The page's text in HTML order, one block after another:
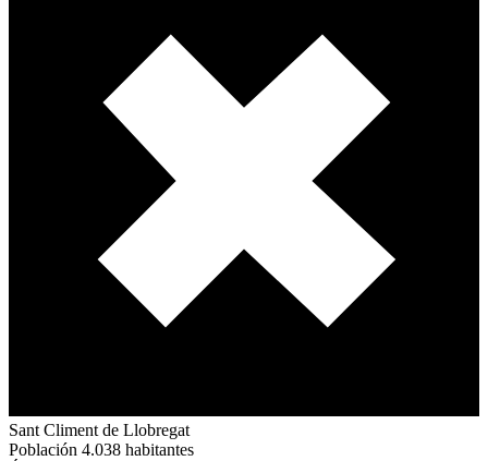
Sant Climent de Llobregat
Población 4.038 habitantes